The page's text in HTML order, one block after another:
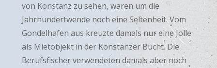
von Konstanz zu sehen, waren um die
Jahrhundertwende noch eine Seltenheit. Vom
Gondelhafen aus kreuzte damals nur eine Jolle
als Mietobjekt in der Konstanzer Bucht. Die
Berufsfischer verwendeten damals aber noch